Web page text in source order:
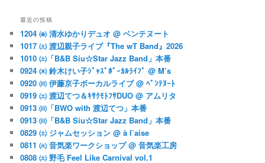
最近の投稿
1204 ㈮ 清水ゆかりデュオ @ ベンテヌート
1017 ㈯ 渡辺親子ライブ『The wT Band』2026
1010 ㈯「B&B Siu☆Star Jazz Band」本番
0924 ㈭ 鈴木けい子ｼﾞｬｽﾞﾎﾞｰｶﾙﾗｲﾌﾞ @ M’s
0920 ㈰ 伊藤京子ボーカルライブ @ ﾍﾞﾝﾃﾇｰﾄ
0919 ㈯ 渡辺てつ＆ｷｻｸﾓﾄﾌｻDUO @ アムリタ
0913 ㈰「BWO with 渡辺てつ」本番
0913 ㈰「B&B Siu☆Star Jazz Band」本番
0829 ㈯ ジャムセッション @ à l’aise
0811 ㈫ 音気楽ワークショップ @ 音気楽工房
0808 ㈯ 野毛 Feel Like Carnival vol.1